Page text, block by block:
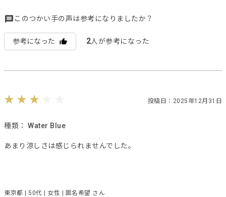
このつかい手の声は参考になりましたか？
参考になった 2人が参考になった
投稿日：2025年12月31日
種類： Water Blue
あまり涼しさは感じられませんでした。
東京都 | 50代 | 女性 | 匿名希望 さん